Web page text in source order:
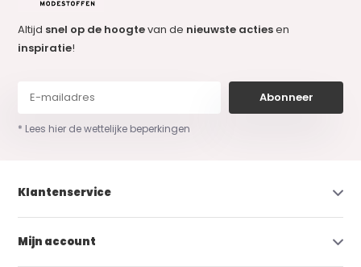
Altijd snel op de hoogtevan de nieuwste actiesen
inspiratie!
Abonneer
* Lees hier de wettelijke beperkingen
Klantenservice
Mijn account